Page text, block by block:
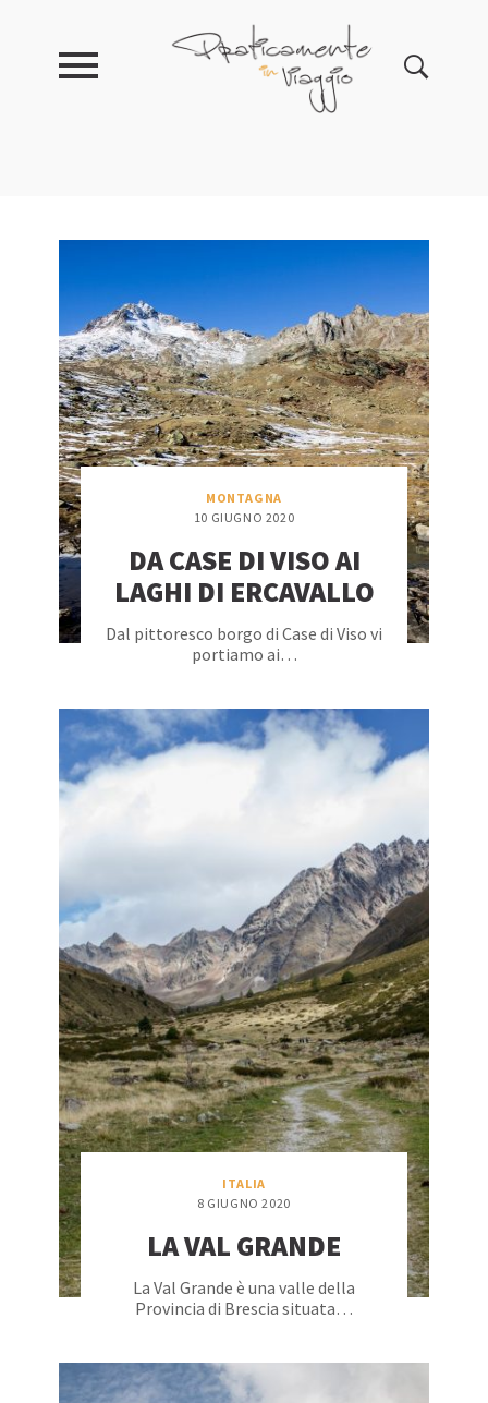
MONTAGNA
10 GIUGNO 2020
DA CASE DI VISO AI
LAGHI DI ERCAVALLO
Dal pittoresco borgo di Case di Viso vi
portiamo ai…
ITALIA
8 GIUGNO 2020
LA VAL GRANDE
La Val Grande è una valle della
Provincia di Brescia situata…